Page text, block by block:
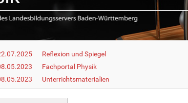
Reflexion und Spiegel
Fachportal Physik
Unterrichtsmaterialien